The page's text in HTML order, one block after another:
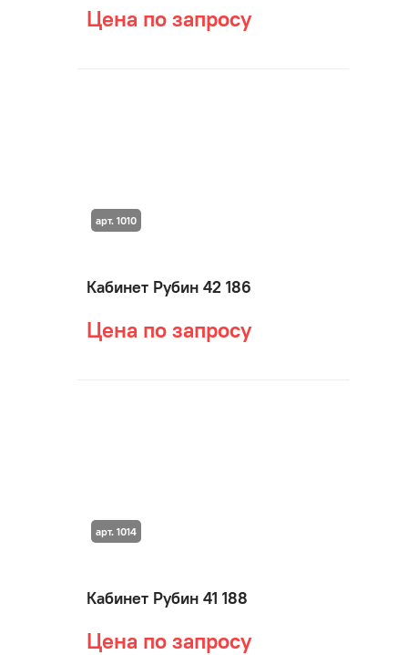
Цена по запросу
Кабинет Рубин 42 186
Цена по запросу
арт. 1010
Кабинет Рубин 41 188
Цена по запросу
арт. 1014